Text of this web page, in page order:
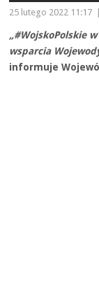
25 lutego 2022 11:17
„#WojskoPolskie
wsparcia
informuje